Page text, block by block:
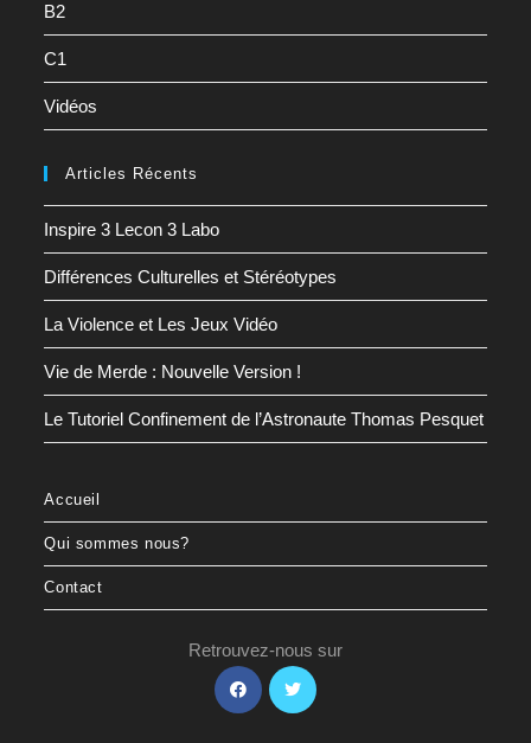
B2
C1
Vidéos
Articles Récents
Inspire 3 Lecon 3 Labo
Différences Culturelles et Stéréotypes
La Violence et Les Jeux Vidéo
Vie de Merde : Nouvelle Version !
Le Tutoriel Confinement de l’Astronaute Thomas Pesquet
Accueil
Qui sommes nous?
Contact
Retrouvez-nous sur
S’ouvre
dans
S’ouvre